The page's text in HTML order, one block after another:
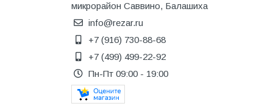
Запорная арматура и
регулирующая
Изоляция
Инженерная сантехника
Инженерная сантехника и
инструменты
микрорайон Саввино, Балашиха
info@rezar.ru
+7 (916) 730-88-68
+7 (499) 499-22-92
Пн-Пт 09:00 - 19:00